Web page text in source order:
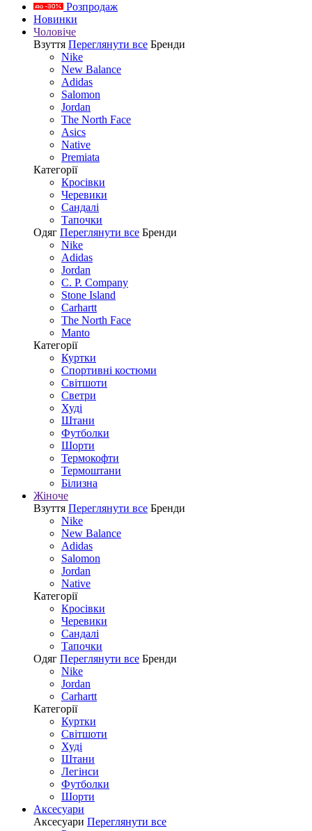
Розпродаж
Новинки
Чоловіче
Взуття Переглянути все Бренди
Nike
New Balance
Adidas
Salomon
Jordan
The North Face
Asics
Native
Premiata
Категорії
Кросівки
Черевики
Сандалі
Tапочки
Одяг Переглянути все Бренди
Nike
Adidas
Jordan
C. P. Company
Stone Island
Carhartt
The North Face
Manto
Категорії
Куртки
Спортивні костюми
Світшоти
Светри
Худі
Штани
Футболки
Шорти
Термокофти
Термоштани
Білизна
Жіноче
Взуття Переглянути все Бренди
Nike
New Balance
Adidas
Salomon
Jordan
Native
Категорії
Кросівки
Черевики
Сандалі
Tапочки
Одяг Переглянути все Бренди
Nike
Jordan
Carhartt
Категорії
Куртки
Світшоти
Худі
Штани
Легінси
Футболки
Шорти
Аксесуари
Аксесуари Переглянути все